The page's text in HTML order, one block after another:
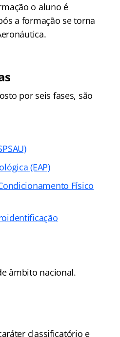
o aluno é
a formação se torna
por seis fases, são
(EAP)
Físico
âmbito nacional.
classificatório e